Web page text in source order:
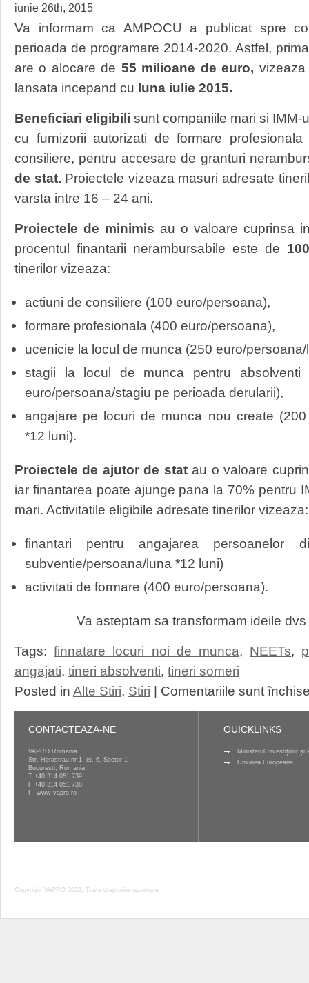
iunie 26th, 2015
Va informam ca AMPOCU a publicat spre
perioada de programare 2014-2020. Astfel,
are o alocare de 55 milioane de euro,
lansata incepand cu luna iulie 2015.
Beneficiari eligibili sunt companiile mari si IMM-
cu furnizorii autorizati de formare
consiliere, pentru accesare de granturi
de stat. Proiectele vizeaza masuri adresate
varsta intre 16 – 24 ani.
Proiectele de minimis au o valoare cuprinsa
procentul finantarii nerambursabile este de
tinerilor vizeaza:
actiuni de consiliere (100 euro/persoana),
formare profesionala (400 euro/persoana),
ucenicie la locul de munca (250 euro/
stagii la locul de munca pentru absolventi
euro/persoana/stagiu pe perioada derularii),
angajare pe locuri de munca nou create
*12 luni).
Proiectele de ajutor de statau o valoare
iar finantarea poate ajunge pana la 70% pentru
mari. Activitatile eligibile adresate tinerilor vizeaza:
finantari pentru angajarea
subventie/persoana/luna *12 luni)
activitati de formare (400 euro/persoana).
Va asteptam sa transformam ideile
Tags:finnatare locuri noi de munca, NEETs,
angajati, tineri absolventi, tineri someri
Posted in Alte Stiri, Stiri | Comentariile sunt
CONTACTEAZA-NE
VAPRO Romania
Str. Herastrau nr 1, et. 6, Sector 1
Bucuresti, Romania
T +40 314 051 739
F +40 314 051 738
www.vapro.ro
QUICKLINKS
Ministerul Investițiilor și
Uniunea Europeana
Copyright VAPRO 2022, Toate drepturile rezervate